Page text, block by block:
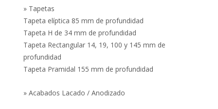
» Tapetas
Tapeta elíptica 85 mm de profundidad
Tapeta H de 34 mm de profundidad
Tapeta Rectangular 14, 19, 100 y 145 mm de
profundidad
Tapeta Pramidal 155 mm de profundidad
» Acabados Lacado / Anodizado